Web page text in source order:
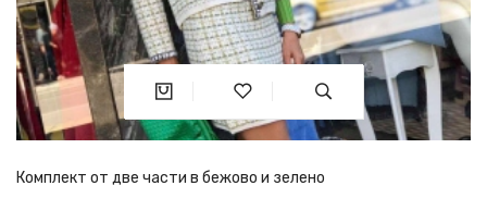
Комплект от две части в бежово и зелено